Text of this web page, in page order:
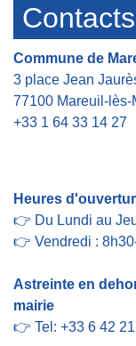
Contacts
Commune de
3 place Jean
77100 Mareuil-
+33 1 64 33 14 27
Heures
👉 Du Lundi au
👉 Vendredi :
Astreinte en
mairie
👉 Tel: +33 6 42